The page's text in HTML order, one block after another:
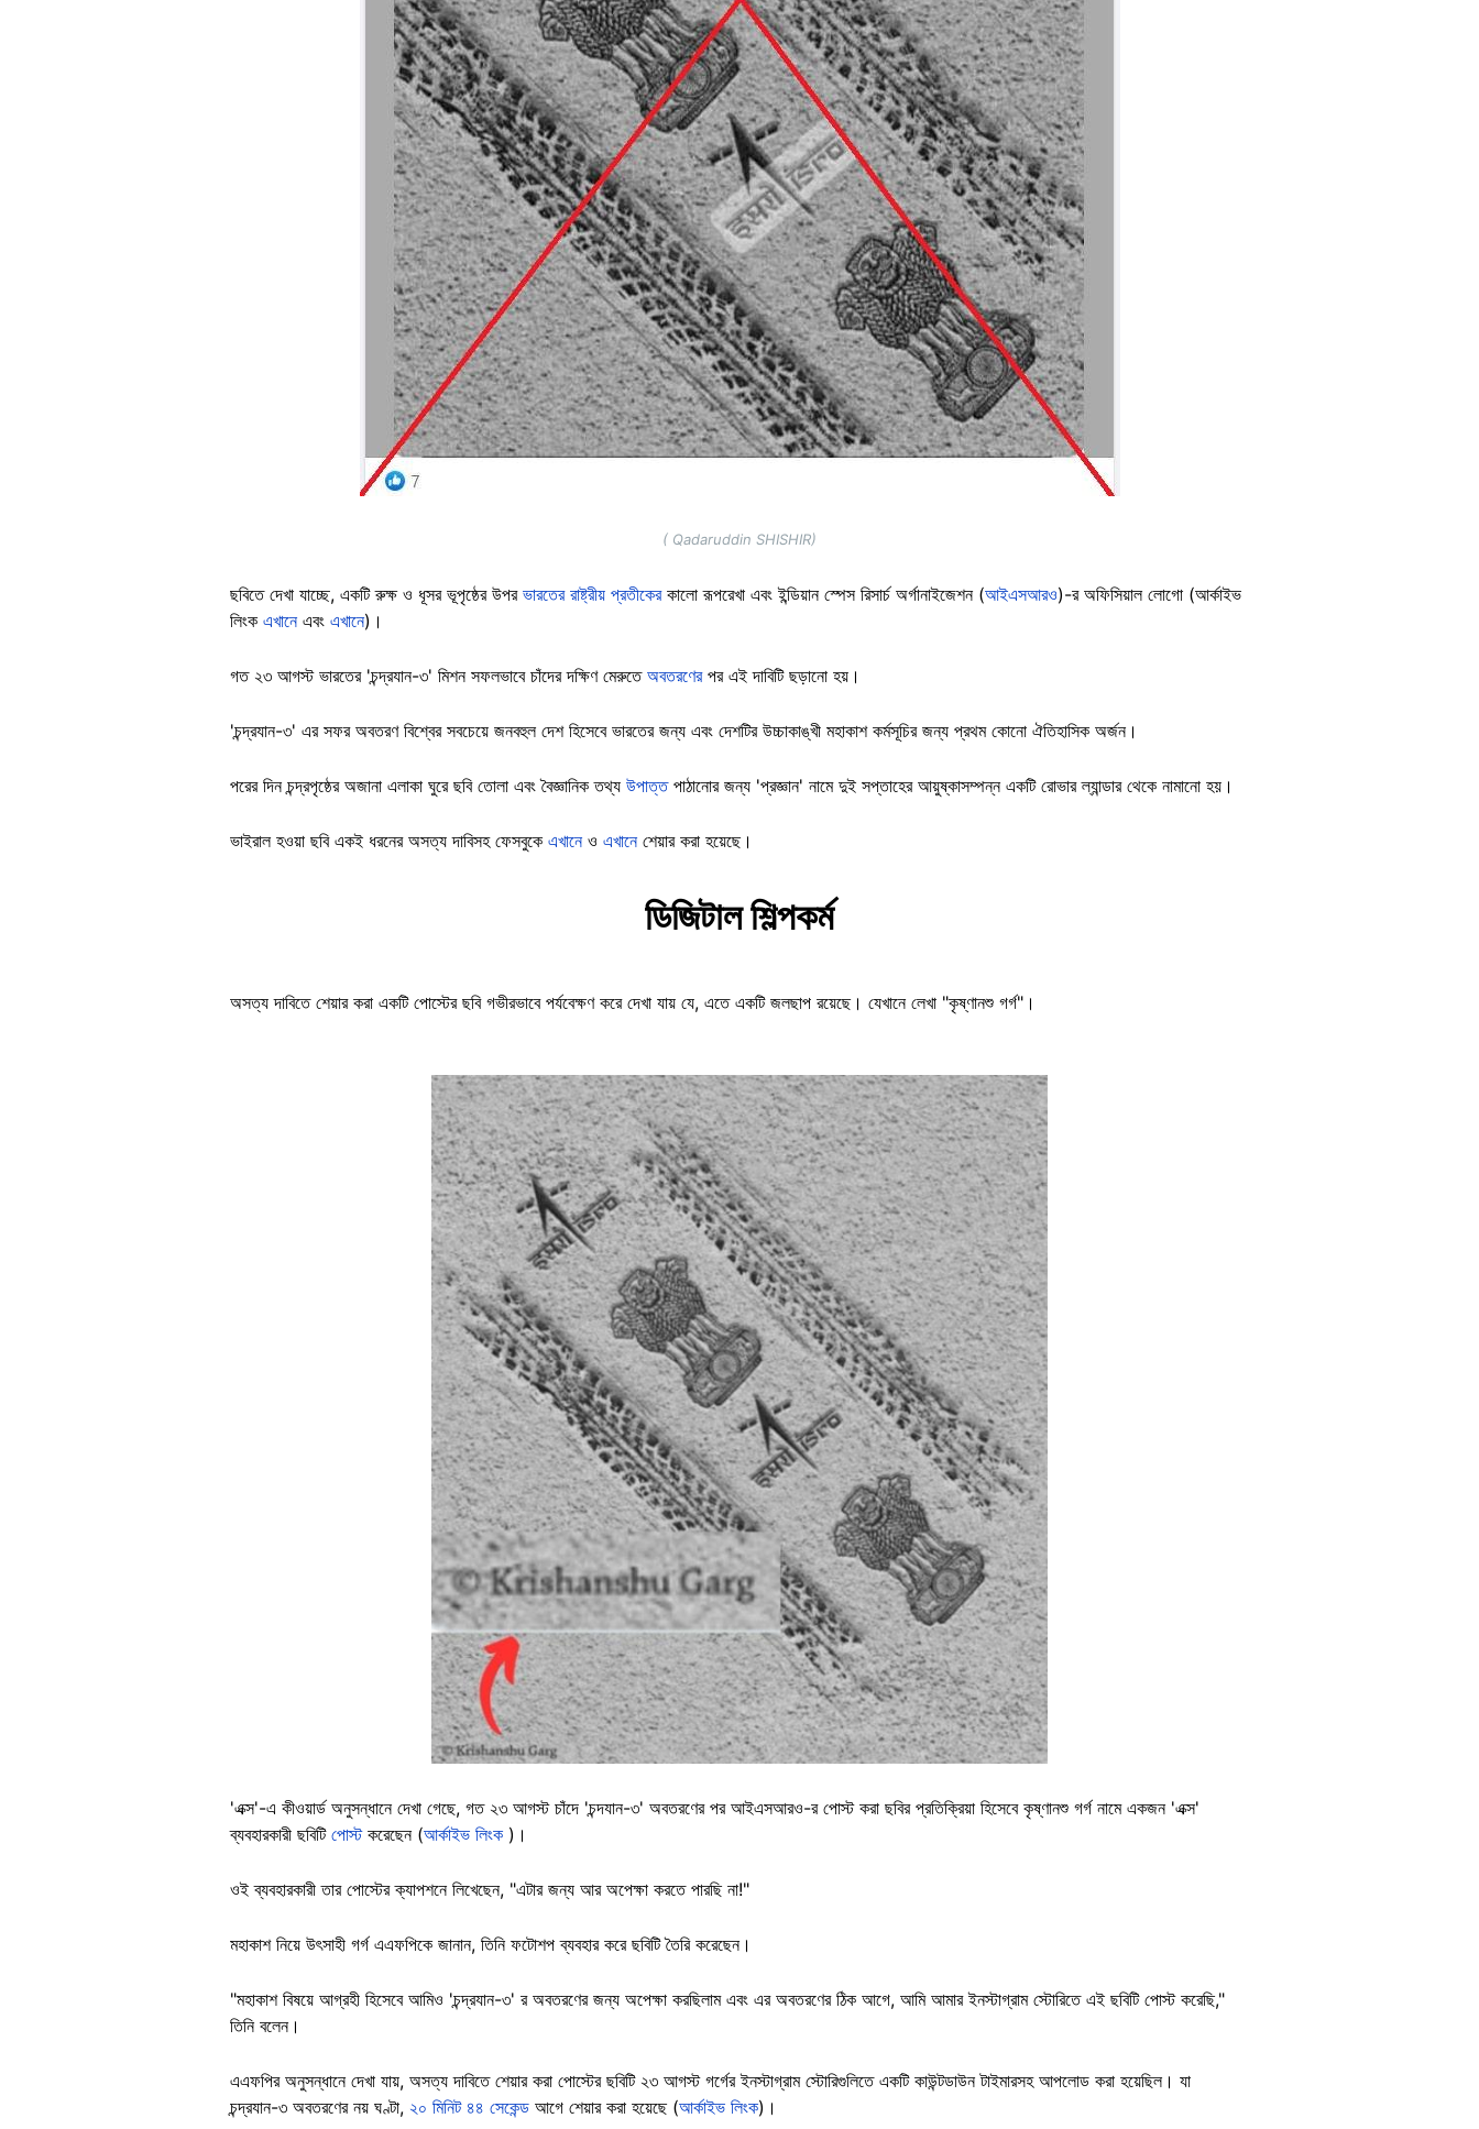
( Qadaruddin SHISHIR)
ছবিতে দেখা যাচ্ছে, একটি রুক্ষ ও ধূসর ভূপৃষ্ঠের উপর ভারতের রাষ্ট্রীয় প্রতীকেরকালো রূপরেখা এবং ইন্ডিয়ান স্পেস রিসার্চ অর্গানাইজেশন (আইএসআরও)-র অফিসিয়াল লোগো (আর্কাইভ
লিংক এখানে এবং এখানে)।
গত ২৩ আগস্ট ভারতের 'চন্দ্রযান-৩' মিশন সফলভাবে চাঁদের দক্ষিণ মেরুতে অবতরণের পর এই দাবিটি ছড়ানো হয়।
'চন্দ্রযান-৩' এর সফর অবতরণ বিশ্বের সবচেয়ে জনবহুল দেশ হিসেবে ভারতের জন্য এবং দেশটির উচ্চাকাঙ্খী মহাকাশ কর্মসূচির জন্য প্রথম কোনো ঐতিহাসিক অর্জন।
পরের দিন চন্দ্রপৃষ্ঠের অজানা এলাকা ঘুরে ছবি তোলা এবং বৈজ্ঞানিক তথ্য উপাত্ত পাঠানোর জন্য 'প্রজ্ঞান' নামে দুই সপ্তাহের আয়ুষ্কাসম্পন্ন একটি রোভার ল্যান্ডার থেকে নামানো হয়।
ভাইরাল হওয়া ছবি একই ধরনের অসত্য দাবিসহ ফেসবুকে এখানে ও এখানে শেয়ার করা হয়েছে।
ডিজিটাল শিল্পকর্ম
অসত্য দাবিতে শেয়ার করা একটি পোস্টের ছবি গভীরভাবে পর্যবেক্ষণ করে দেখা যায় যে, এতে একটি জলছাপ রয়েছে। যেখানে লেখা "কৃষ্ণানশু গর্গ"।
Image
'এক্স'-এ কীওয়ার্ড অনুসন্ধানে দেখা গেছে, গত ২৩ আগস্ট চাঁদে 'চন্দযান-৩' অবতরণের পর আইএসআরও-র পোস্ট করা ছবির প্রতিক্রিয়া হিসেবে কৃষ্ণানশু গর্গ নামে একজন 'এক্স'
ব্যবহারকারী ছবিটি পোস্ট করেছেন (আর্কাইভ লিংক )।
ওই ব্যবহারকারী তার পোস্টের ক্যাপশনে লিখেছেন, "এটার জন্য আর অপেক্ষা করতে পারছি না!"
মহাকাশ নিয়ে উৎসাহী গর্গ এএফপিকে জানান, তিনি ফটোশপ ব্যবহার করে ছবিটি তৈরি করেছেন।
"মহাকাশ বিষয়ে আগ্রহী হিসেবে আমিও 'চন্দ্রযান-৩' র অবতরণের জন্য অপেক্ষা করছিলাম এবং এর অবতরণের ঠিক আগে, আমি আমার ইনস্টাগ্রাম স্টোরিতে এই ছবিটি পোস্ট করেছি,"
তিনি বলেন।
এএফপির অনুসন্ধানে দেখা যায়, অসত্য দাবিতে শেয়ার করা পোস্টের ছবিটি ২৩ আগস্ট গর্গের ইনস্টাগ্রাম স্টোরিগুলিতে একটি কাউন্টডাউন টাইমারসহ আপলোড করা হয়েছিল। যা
চন্দ্রযান-৩ অবতরণের নয় ঘণ্টা, ২০ মিনিট ৪৪ সেকেন্ড আগে শেয়ার করা হয়েছে (আর্কাইভ লিংক)।